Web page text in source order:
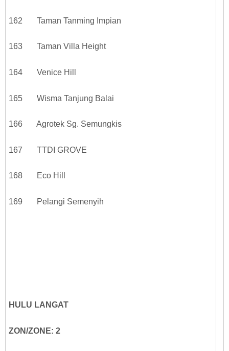
162 Taman Tanming Impian
163 Taman Villa Height
164 Venice Hill
165 Wisma Tanjung Balai
166 Agrotek Sg. Semungkis
167 TTDI GROVE
168 Eco Hill
169 Pelangi Semenyih
HULU LANGAT
ZON/ZONE: 2